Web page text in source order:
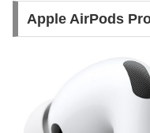
Apple AirPods